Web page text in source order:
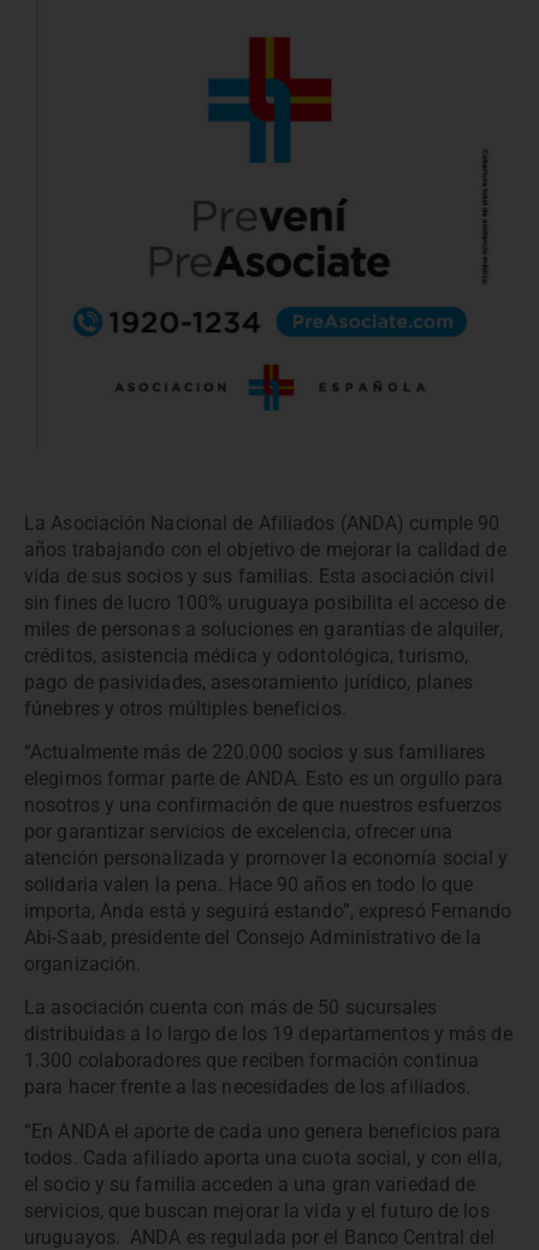
La Asociación Nacional de Afiliados (ANDA) cumple 90
años trabajando con el objetivo de mejorar la calidad de
vida de sus socios y sus familias. Esta asociación civil
sin fines de lucro 100% uruguaya posibilita el acceso de
miles de personas a soluciones en garantías de alquiler,
créditos, asistencia médica y odontológica, turismo,
pago de pasividades, asesoramiento jurídico, planes
fúnebres y otros múltiples beneficios.
“Actualmente más de 220.000 socios y sus familiares
elegimos formar parte de ANDA. Esto es un orgullo para
nosotros y una confirmación de que nuestros esfuerzos
por garantizar servicios de excelencia, ofrecer una
atención personalizada y promover la economía social y
solidaria valen la pena. Hace 90 años en todo lo que
importa, Anda está y seguirá estando”, expresó Fernando
Abi-Saab, presidente del Consejo Administrativo de la
organización.
La asociación cuenta con más de 50 sucursales
distribuidas a lo largo de los 19 departamentos y más de
1.300 colaboradores que reciben formación continua
para hacer frente a las necesidades de los afiliados.
“En ANDA el aporte de cada uno genera beneficios para
todos. Cada afiliado aporta una cuota social, y con ella,
el socio y su familia acceden a una gran variedad de
servicios, que buscan mejorar la vida y el futuro de los
uruguayos. ANDA es regulada por el Banco Central del